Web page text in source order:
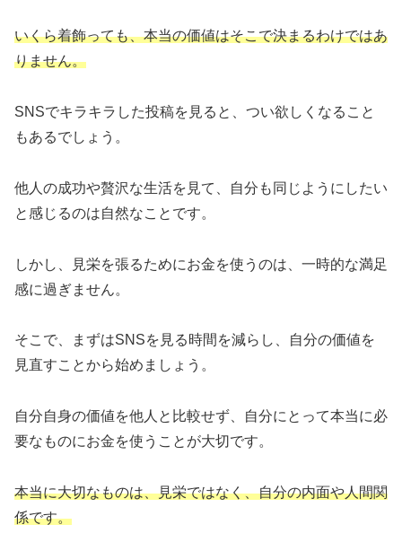
いくら着飾っても、本当の価値はそこで決まるわけではあ
りません。
SNSでキラキラした投稿を見ると、つい欲しくなること
もあるでしょう。
他人の成功や贅沢な生活を見て、自分も同じようにしたい
と感じるのは自然なことです。
しかし、見栄を張るためにお金を使うのは、一時的な満足
感に過ぎません。
そこで、まずはSNSを見る時間を減らし、自分の価値を
見直すことから始めましょう。
自分自身の価値を他人と比較せず、自分にとって本当に必
要なものにお金を使うことが大切です。
本当に大切なものは、見栄ではなく、自分の内面や人間関
係です。